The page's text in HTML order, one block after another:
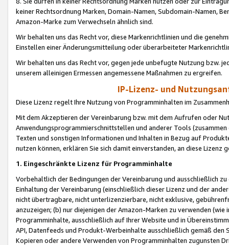
keiner Rechtsordnung Marken, Domain-Namen, Subdomain-Namen,
Amazon-Marke zum Verwechseln ähnlich sind.
Wir behalten uns das Recht vor, diese Markenrichtlinien und die
Einstellen einer Änderungsmitteilung oder überarbeiteter
Wir behalten uns das Recht vor, gegen jede unbefugte Nutzung bzw.
unserem alleinigen Ermessen angemessene Maßnahmen zu ergreifen.
IP-Lizenz- und
Diese Lizenz regelt Ihre Nutzung von Programminhalten im
Mit dem Akzeptieren der Vereinbarung bzw. mit dem Aufrufen oder
Anwendungsprogrammierschnittstellen und anderer Tools (zusammen
Texten und sonstigen Informationen und Inhalten in Bezug auf
nutzen können, erklären Sie sich damit einverstanden, an diese Lizenz
1. Eingeschränkte Lizenz für Programminhalte
Vorbehaltlich der Bedingungen der Vereinbarung und ausschließlich
Einhaltung der Vereinbarung (einschließlich dieser Lizenz und der
nicht übertragbare, nicht unterlizenzierbare, nicht exklusive,
anzuzeigen; (b) nur diejenigen der Amazon-Marken zu verwenden
Programminhalte, ausschließlich auf Ihrer Website und in
API, Datenfeeds und Produkt-Werbeinhalte ausschließlich gemäß
Kopieren oder andere Verwenden von Programminhalten zugunsten